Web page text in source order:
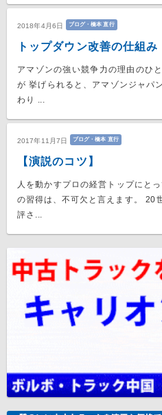
2018年4月6日 ブログ・橋本 直行
トップダウン改善の仕組み
アマゾンの強い競争力の理由のひ
が 挙げられると、アマゾンジャパ
わり ...
2017年11月7日 ブログ・橋本 直行
【演説のコツ】
人を動かすプロの経営トップにと
の習得は、不可欠と言えます。 20
評さ...